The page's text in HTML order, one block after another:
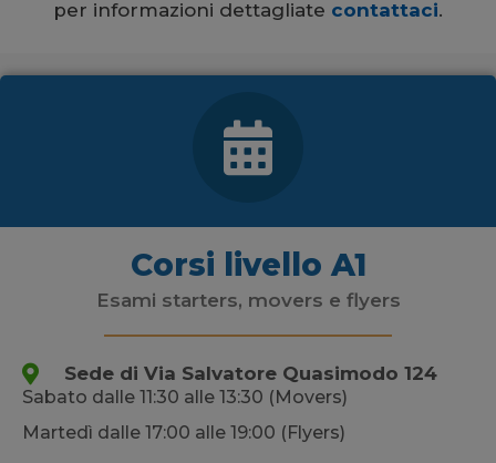
per informazioni dettagliate contattaci.
Corsi livello A1
Esami starters, movers e flyers
Sede di Via Salvatore Quasimodo 124
Sabato dalle 11:30 alle 13:30 (Movers)
Martedì dalle 17:00 alle 19:00 (Flyers)